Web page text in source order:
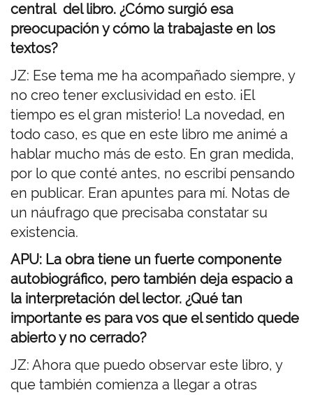
central del libro. ¿Cómo surgió esa
preocupación y cómo la trabajaste en los
textos?
JZ: Ese tema me ha acompañado siempre, y
no creo tener exclusividad en esto. ¡El
tiempo es el gran misterio! La novedad, en
todo caso, es que en este libro me animé a
hablar mucho más de esto. En gran medida,
por lo que conté antes, no escribí pensando
en publicar. Eran apuntes para mí. Notas de
un náufrago que precisaba constatar su
existencia.
APU: La obra tiene un fuerte componente
autobiográfico, pero también deja espacio a
la interpretación del lector. ¿Qué tan
importante es para vos que el sentido quede
abierto y no cerrado?
JZ: Ahora que puedo observar este libro, y
que también comienza a llegar a otras